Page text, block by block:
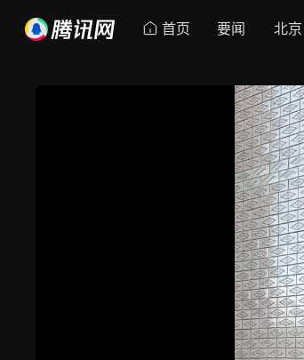
首页 要闻 北京